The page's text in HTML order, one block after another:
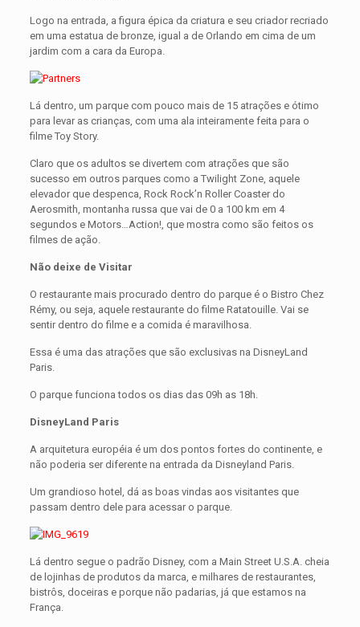
Logo na entrada, a figura épica da criatura e seu criador recriado
em uma estatua de bronze, igual a de Orlando em cima de um
jardim com a cara da Europa.
Lá dentro, um parque com pouco mais de 15 atrações e ótimo
para levar as crianças, com uma ala inteiramente feita para o
filme Toy Story.
Claro que os adultos se divertem com atrações que são
sucesso em outros parques como a Twilight Zone, aquele
elevador que despenca, Rock Rock’n Roller Coaster do
Aerosmith, montanha russa que vai de 0 a 100 km em 4
segundos e Motors…Action!, que mostra como são feitos os
filmes de ação.
Não deixe de Visitar
O restaurante mais procurado dentro do parque é o Bistro Chez
Rémy, ou seja, aquele restaurante do filme Ratatouille. Vai se
sentir dentro do filme e a comida é maravilhosa.
Essa é uma das atrações que são exclusivas na DisneyLand
Paris.
O parque funciona todos os dias das 09h as 18h.
DisneyLand Paris
A arquitetura européia é um dos pontos fortes do continente, e
não poderia ser diferente na entrada da Disneyland Paris.
Um grandioso hotel, dá as boas vindas aos visitantes que
passam dentro dele para acessar o parque.
Lá dentro segue o padrão Disney, com a Main Street U.S.A. cheia
de lojinhas de produtos da marca, e milhares de restaurantes,
bistrôs, doceiras e porque não padarias, já que estamos na
França.